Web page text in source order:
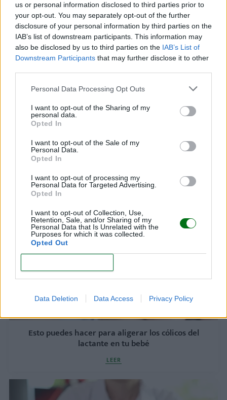
us or personal information disclosed to third parties prior to
your opt-out. You may separately opt-out of the further
disclosure of your personal information by third parties on the
IAB’s list of downstream participants. This information may
also be disclosed by us to third parties on the IAB’s List of
Downstream Participants that may further disclose it to other
Personal Data Processing Opt Outs
I want to opt-out of the Sharing of my
personal data.
Opted In
I want to opt-out of the Sale of my
Personal Data.
Opted In
I want to opt-out of processing my
Personal Data for Targeted Advertising.
Opted In
I want to opt-out of Collection, Use,
Retention, Sale, and/or Sharing of my
Personal Data that Is Unrelated with the
Purposes for which it was collected.
Opted Out
Data Deletion Data Access Privacy Policy
Infecciones en bebés prematuros: señales de
alerta y qué hacer
LEER
Sordera en bebés: la importancia de detectarla a
tiempo
Esto puedes hacer para aligerar los cólicos del
lactante en tu bebé
LEER